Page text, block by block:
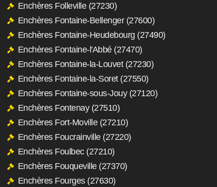
Enchères Folleville (27230)
Enchères Fontaine-Bellenger (27600)
Enchères Fontaine-Heudebourg (27490)
Enchères Fontaine-l'Abbé (27470)
Enchères Fontaine-la-Louvet (27230)
Enchères Fontaine-la-Soret (27550)
Enchères Fontaine-sous-Jouy (27120)
Enchères Fontenay (27510)
Enchères Fort-Moville (27210)
Enchères Foucrainville (27220)
Enchères Foulbec (27210)
Enchères Fouqueville (27370)
Enchères Fourges (27630)